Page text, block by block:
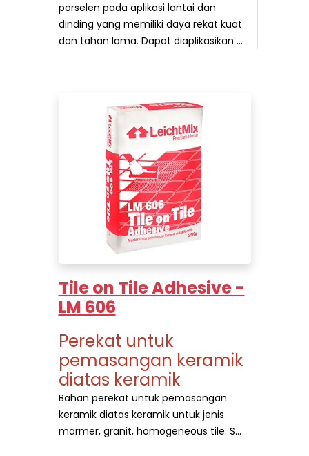
porselen pada aplikasi lantai dan
dinding yang memiliki daya rekat kuat
dan tahan lama. Dapat diaplikasikan ...
Tile on Tile Adhesive -
LM 606
Perekat untuk
pemasangan keramik
diatas keramik
Bahan perekat untuk pemasangan
keramik diatas keramik untuk jenis
marmer, granit, homogeneous tile. S...